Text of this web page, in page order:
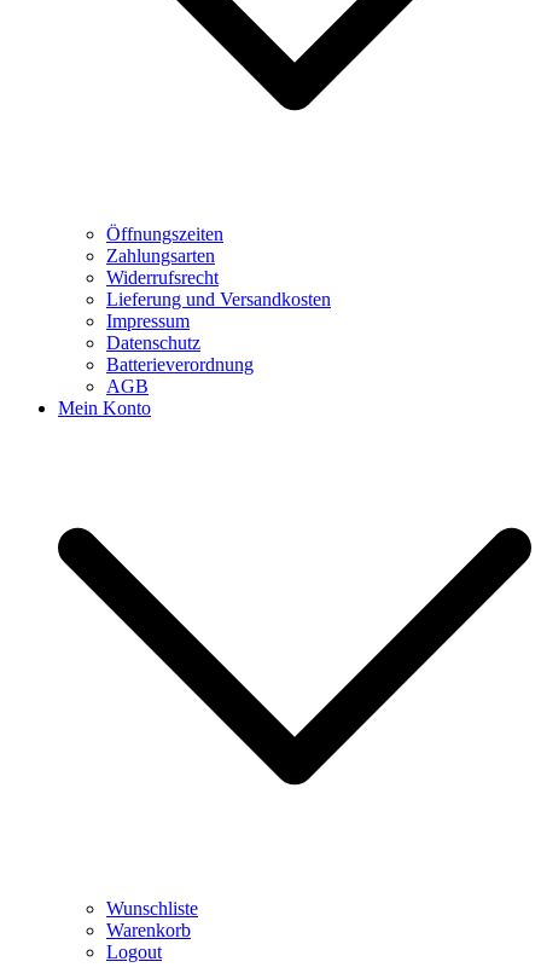
Öffnungszeiten
Zahlungsarten
Widerrufsrecht
Lieferung und Versandkosten
Impressum
Datenschutz
Batterieverordnung
AGB
Mein Konto
Wunschliste
Warenkorb
Logout